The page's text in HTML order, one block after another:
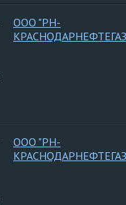
ООО "РН-
ООО "РН-